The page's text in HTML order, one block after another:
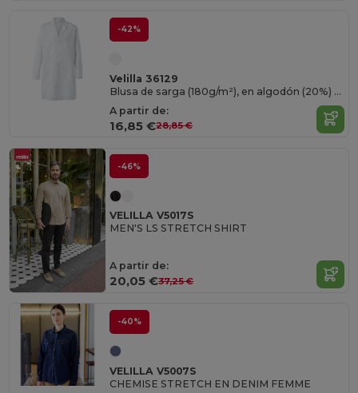
-42%
Velilla 36129
Blusa de sarga (180g/m²), en algodón (20%) y poliéster (80%)
A partir de:
16,85 €28,85 €
-46%
VELILLA V5017S
MEN'S LS STRETCH SHIRT
A partir de:
20,05 €37,25 €
-40%
VELILLA V5007S
CHEMISE STRETCH EN DENIM FEMME